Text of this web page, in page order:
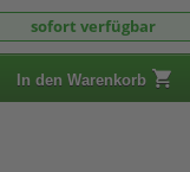
sofort verfügbar
In den Warenkorb